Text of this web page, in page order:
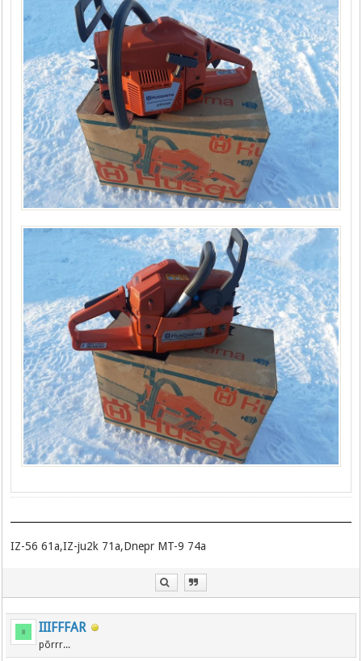
IZ-56 61a,IZ-ju2k 71a,Dnepr MT-9 74a
IIIFFFAR
põrrr...